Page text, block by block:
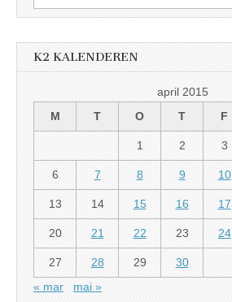
etter:
K2 KALENDEREN
april 2015
M
T O T F
1 2 3
6 7 8 9 10
13 14 15 16 17
20 21 22 23 24
27 28 29
30
« mar
mai »